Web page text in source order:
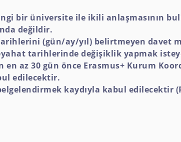
bir üniversite ile ikili anlaşmasının
değildir.
(gün/ay/yıl) belirtmeyen davet
tarihlerinde değişiklik yapmak
az 30 gün önce Erasmus+ Kurum
edilecektir.
kaydıyla kabul edilecektir